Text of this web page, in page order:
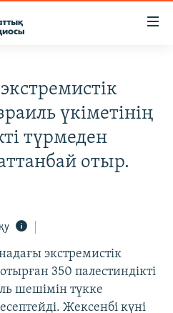
үкіметінің
түрмеден
отыр.
экстремистік
350 палестиндікті
шешімін түкке
Жексенбі күні